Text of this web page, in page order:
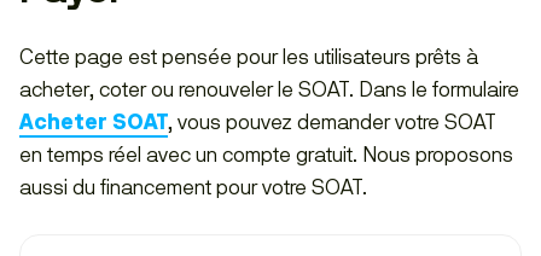
Cette page est pensée pour les utilisateurs prêts à
acheter, coter ou renouveler le SOAT. Dans le formulaire
Acheter SOAT, vous pouvez demander votre SOAT
en temps réel avec un compte gratuit. Nous proposons
aussi du financement pour votre SOAT.